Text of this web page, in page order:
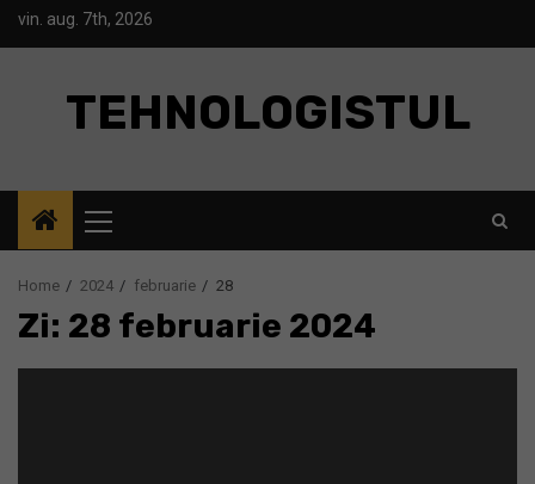
Skipvin. aug. 7th, 2026
TEHNOLOGISTUL
Menu
Home 2024 februarie 28
Zi: 28 februarie 2024